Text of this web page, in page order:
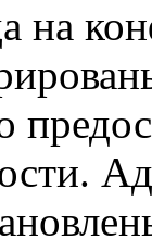
на